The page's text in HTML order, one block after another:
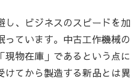
し、ビジネスのスピードを加
ています。中古工作機械の
物在庫」であるという点に
けてから製造する新品とは異